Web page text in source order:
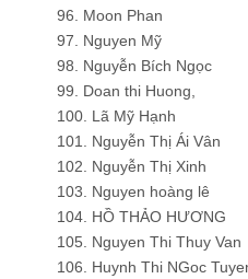
96. Moon Phan
97. Nguyen Mỹ
98. Nguyễn Bích Ngọc
99. Doan thi Huong,
100. Lã Mỹ Hạnh
101. Nguyễn Thị Ái Vân
102. Nguyễn Thị Xinh
103. Nguyen hoàng lê
104. HỒ THẢO HƯƠNG
105. Nguyen Thi Thuy Van
106. Huynh Thi NGoc